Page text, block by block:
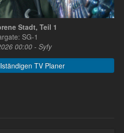
Stadt, Teil 1
SG-1
00:00 - Syfy
TV Planer